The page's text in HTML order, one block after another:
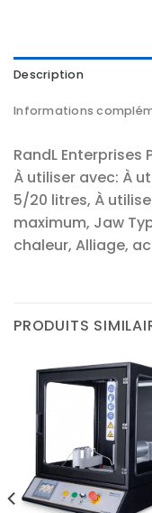
Description
Informations
RandL
À utiliser avec: À
5/20 litres, À
maximum, Jaw
chaleur, Alliage,
PRODUITS
à